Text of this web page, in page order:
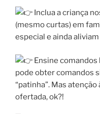
Inclua a criança
(mesmo curtas) em
especial e ainda
Ensine
pode obter comandos
“patinha”. Mas
ofertada, ok?!